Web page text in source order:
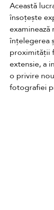
Această
însoțește
înțelegerea
proximității
extensie, a
o privire
fotografiei